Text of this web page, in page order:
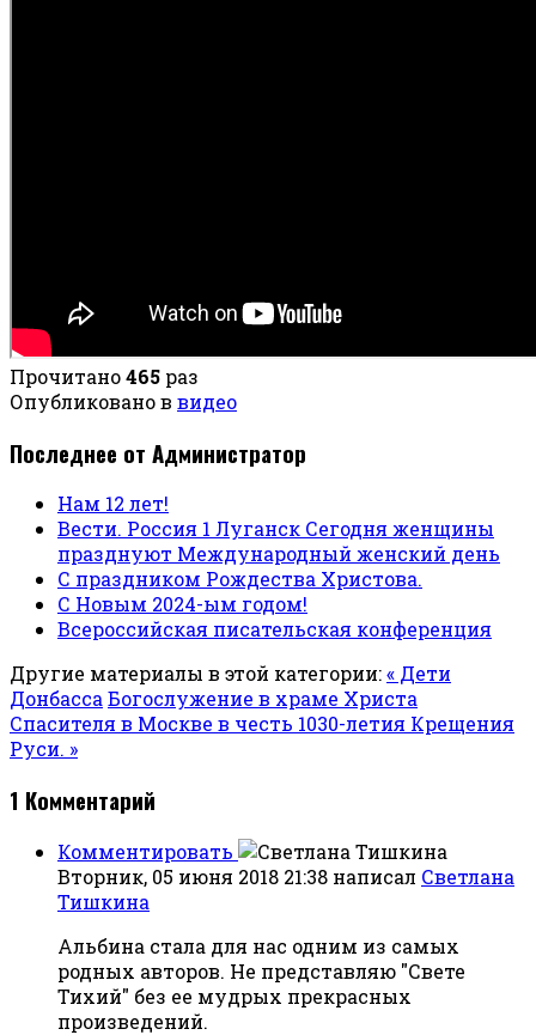
Прочитано465 раз
Опубликовано в видео
Последнее от Администратор
Нам 12 лет!
Вести. Россия 1 Луганск Сегодня женщины
празднуют Международный женский день
С праздником Рождества Христова.
С Новым 2024-ым годом!
Всероссийская писательская конференция
Другие материалы в этой категории:« Дети
ДонбассаБогослужение в храме Христа
Спасителя в Москве в честь 1030-летия Крещения
Руси. »
1 Комментарий
Комментировать
Вторник, 05 июня 2018 21:38 написал Светлана
Тишкина
Альбина стала для нас одним из самых
родных авторов. Не представляю "Свете
Тихий" без ее мудрых прекрасных
произведений.